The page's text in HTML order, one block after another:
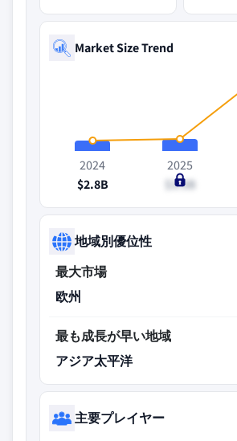
Market Size Trend
2024
$2.8B
2025
$3.3B
地域別優位性
最大市場
欧州
最も成長が早い地域
アジア太平洋
主要プレイヤー